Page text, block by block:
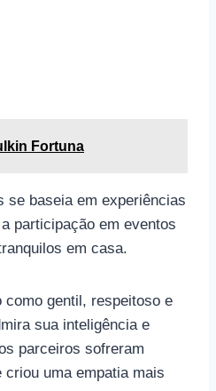
Fortuna
se baseia em experiências
participação em eventos
em casa.
como gentil, respeitoso e
sua inteligência e
parceiros sofreram
uma empatia mais